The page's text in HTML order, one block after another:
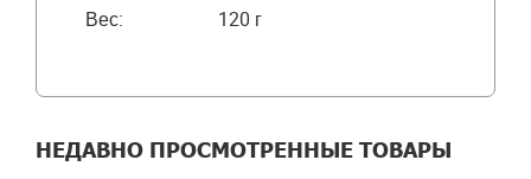
Вес:
120 г
НЕДАВНО ПРОСМОТРЕННЫЕ ТОВАРЫ